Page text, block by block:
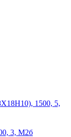
1500, 5,
3, М2б